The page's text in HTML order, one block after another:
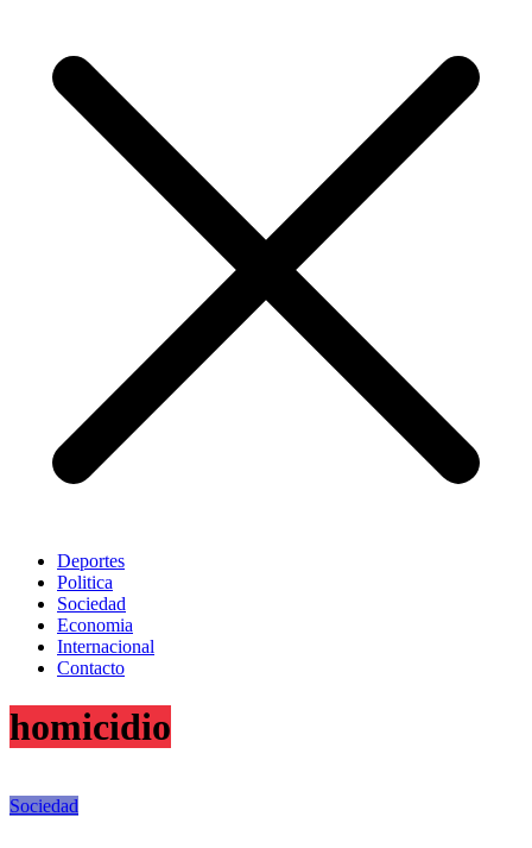
Deportes
Politica
Sociedad
Economia
Internacional
Contacto
homicidio
Sociedad